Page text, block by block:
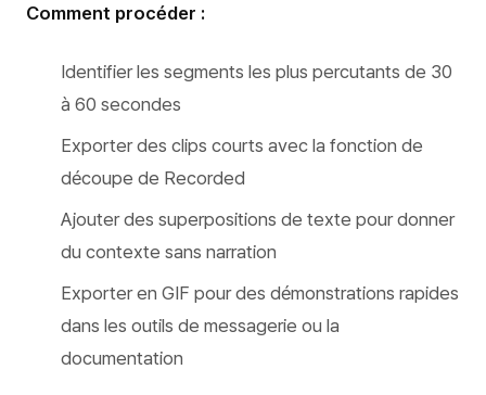
Comment procéder :
Identifier les segments les plus percutants de 30
à 60 secondes
Exporter des clips courts avec la fonction de
découpe de Recorded
Ajouter des superpositions de texte pour donner
du contexte sans narration
Exporter en GIF pour des démonstrations rapides
dans les outils de messagerie ou la
documentation